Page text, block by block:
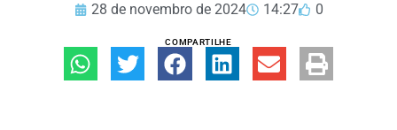
28 de novembro de 2024 14:27 0
COMPARTILHE